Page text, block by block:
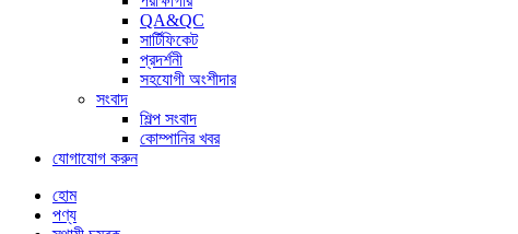
QA&QC
সার্টিফিকেট
প্রদর্শনী
সহযোগী অংশীদার
সংবাদ
শিল্প সংবাদ
কোম্পানির খবর
যোগাযোগ করুন
হোম
পণ্য